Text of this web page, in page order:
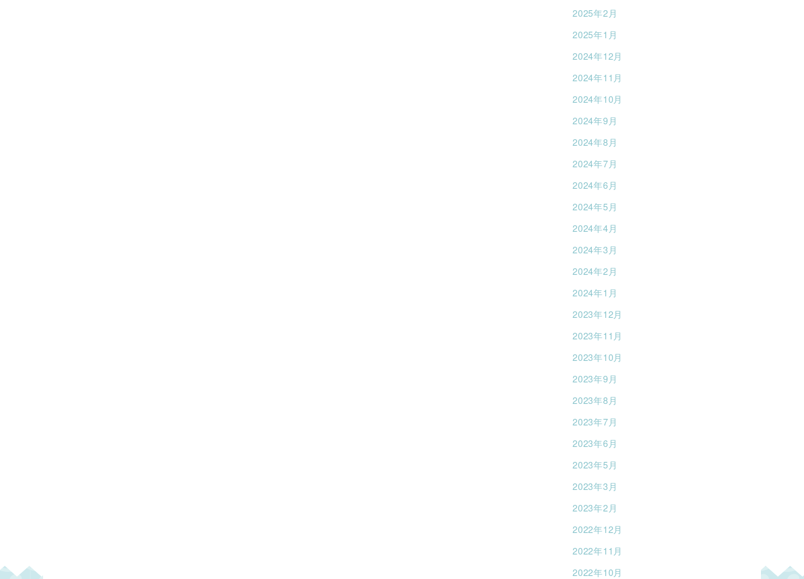
2025年2月
2025年1月
2024年12月
2024年11月
2024年10月
2024年9月
2024年8月
2024年7月
2024年6月
2024年5月
2024年4月
2024年3月
2024年2月
2024年1月
2023年12月
2023年11月
2023年10月
2023年9月
2023年8月
2023年7月
2023年6月
2023年5月
2023年3月
2023年2月
2022年12月
2022年11月
2022年10月